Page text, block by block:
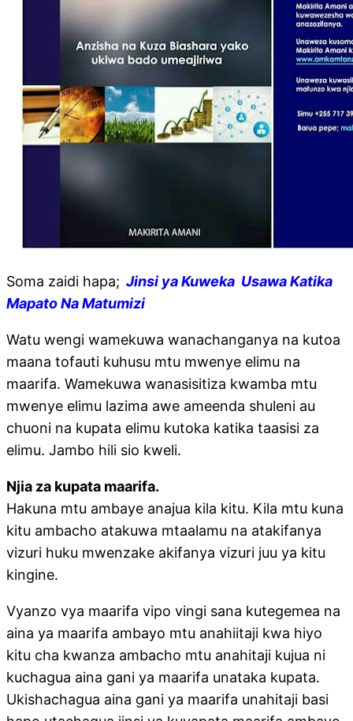
Soma zaidi hapa; Jinsi ya Kuweka Usawa Katika
Mapato Na Matumizi
Watu wengi wamekuwa wanachanganya na kutoa
maana tofauti kuhusu mtu mwenye elimu na
maarifa. Wamekuwa wanasisitiza kwamba mtu
mwenye elimu lazima awe ameenda shuleni au
chuoni na kupata elimu kutoka katika taasisi za
elimu. Jambo hili sio kweli.
Njia za kupata maarifa.
Hakuna mtu ambaye anajua kila kitu. Kila mtu kuna
kitu ambacho atakuwa mtaalamu na atakifanya
vizuri huku mwenzake akifanya vizuri juu ya kitu
kingine.
Vyanzo vya maarifa vipo vingi sana kutegemea na
aina ya maarifa ambayo mtu anahiitaji kwa hiyo
kitu cha kwanza ambacho mtu anahitaji kujua ni
kuchagua aina gani ya maarifa unataka kupata.
Ukishachagua aina gani ya maarifa unahitaji basi